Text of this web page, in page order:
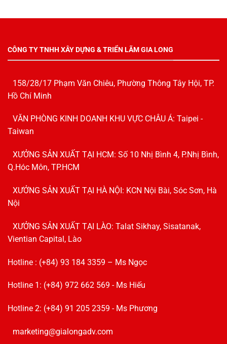
CÔNG TY TNHH XÂY DỰNG & TRIỂN LÃM GIA LONG
158/28/17 Phạm Văn Chiêu, Phường Thông Tây Hội, TP.
Hồ Chí Minh
VĂN PHÒNG KINH DOANH KHU VỰC CHÂU Á: Taipei -
Taiwan
XƯỞNG SẢN XUẤT TẠI HCM: Số 10 Nhị Bình 4, P.Nhị Bình,
Q.Hóc Môn, TP.HCM
XƯỞNG SẢN XUẤT TẠI HÀ NỘI: KCN Nội Bài, Sóc Sơn, Hà
Nội
XƯỞNG SẢN XUẤT TẠI LÀO: Talat Sikhay, Sisatanak,
Vientian Capital, Lào
Hotline : (+84) 93 184 3359 – Ms Ngọc
Hotline 1: (+84) 972 662 569 - Ms Hiếu
Hotline 2: (+84) 91 205 2359 - Ms Phương
marketing@gialongadv.com